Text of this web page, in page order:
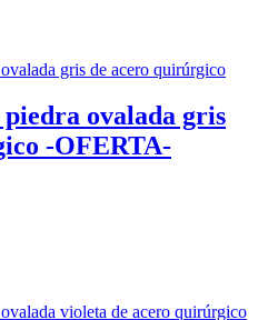
ovalada gris
-OFERTA-